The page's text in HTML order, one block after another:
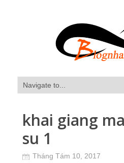
khai giang
su 1
Tháng Tám 10, 2017